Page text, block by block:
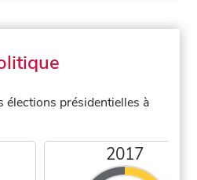
élections présidentielles à
2017